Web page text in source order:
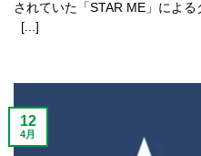
されていた「STAR ME」による
[...]
12
4月